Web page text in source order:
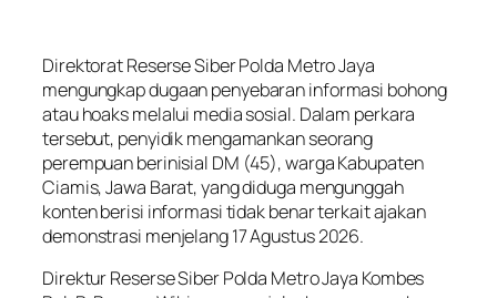
Direktorat Reserse Siber Polda Metro Jaya
mengungkap dugaan penyebaran informasi bohong
atau hoaks melalui media sosial. Dalam perkara
tersebut, penyidik mengamankan seorang
perempuan berinisial DM (45), warga Kabupaten
Ciamis, Jawa Barat, yang diduga mengunggah
konten berisi informasi tidak benar terkait ajakan
demonstrasi menjelang 17 Agustus 2026.
Direktur Reserse Siber Polda Metro Jaya Kombes